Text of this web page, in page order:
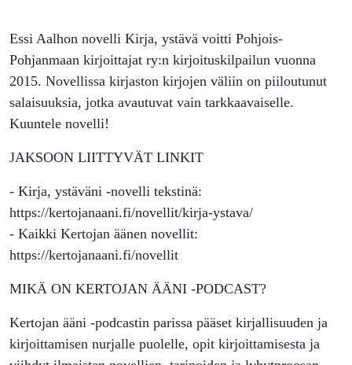
Essi Aalhon novelli Kirja, ystävä voitti Pohjois-
Pohjanmaan kirjoittajat ry:n kirjoituskilpailun vuonna
2015. Novellissa kirjaston kirjojen väliin on piiloutunut
salaisuuksia, jotka avautuvat vain tarkkaavaiselle.
Kuuntele novelli!
JAKSOON LIITTYVÄT LINKIT
- Kirja, ystäväni -novelli tekstinä:
https://kertojanaani.fi/novellit/kirja-ystava/
- Kaikki Kertojan äänen novellit:
https://kertojanaani.fi/novellit
MIKÄ ON KERTOJAN ÄÄNI -PODCAST?
Kertojan ääni -podcastin parissa pääset kirjallisuuden ja
kirjoittamisen nurjalle puolelle, opit kirjoittamisesta ja